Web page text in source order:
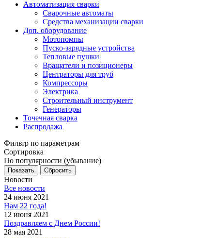
Автоматизация сварки
Сварочные автоматы
Средства механизации сварки
Доп. оборудование
Мотопомпы
Пуско-зарядные устройства
Тепловые пушки
Вращатели и позиционеры
Центраторы для труб
Компрессоры
Электрика
Строительный инструмент
Генераторы
Точечная сварка
Распродажа
Фильтр по параметрам
Сортировка
По популярности (убывание)
Сбросить
Новости
Все новости
24 июня 2021
Нам 22 года!
12 июня 2021
Поздравляем с Днем России!
28 мая 2021